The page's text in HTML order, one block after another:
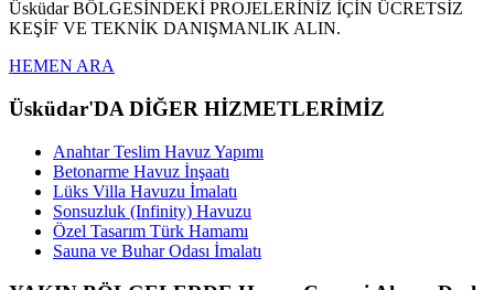
Üsküdar BÖLGESİNDEKİ PROJELERİNİZ İÇİN ÜCRETSİZ
KEŞİF VE TEKNİK DANIŞMANLIK ALIN.
HEMEN ARA
Üsküdar'DA DİĞER HİZMETLERİMİZ
Anahtar Teslim Havuz Yapımı
Betonarme Havuz İnşaatı
Lüks Villa Havuzu İmalatı
Sonsuzluk (Infinity) Havuzu
Özel Tasarım Türk Hamamı
Sauna ve Buhar Odası İmalatı